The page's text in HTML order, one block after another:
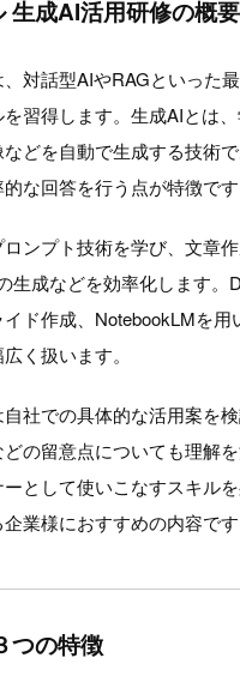
生成AI活用研修の概要
対話型AIやRAGといった
習得します。生成AIとは
どを自動で生成する技術
な回答を行う点が特徴です
ンプト技術を学び、文章作
生成などを効率化します。
ド作成、NotebookLMを用
く扱います。
社での具体的な活用案を
の留意点についても理解
として使いこなすスキル
業様におすすめの内容です
つの特徴